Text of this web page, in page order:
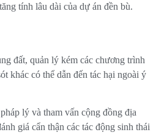
tính lâu dài của dự án đền bù.
đất, quản lý kém các chương trình
khác có thể dẫn đến tác hại ngoài ý
lý và tham vấn cộng đồng địa
giá cẩn thận các tác động sinh thái